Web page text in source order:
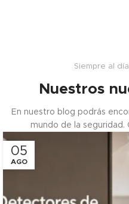
Siempre al
Nuestros
En nuestro blog podrás
mundo de la seguridad.
05
AGO